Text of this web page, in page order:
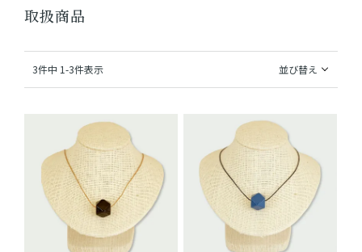
よみもの
取扱商品
並び替え
3件中 1-3件表示